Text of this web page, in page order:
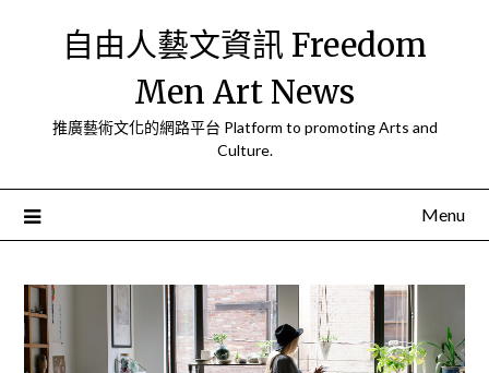
自由人藝文資訊 Freedom
Men Art News
推廣藝術文化的網路平台 Platform to promoting Arts and
Culture.
Menu